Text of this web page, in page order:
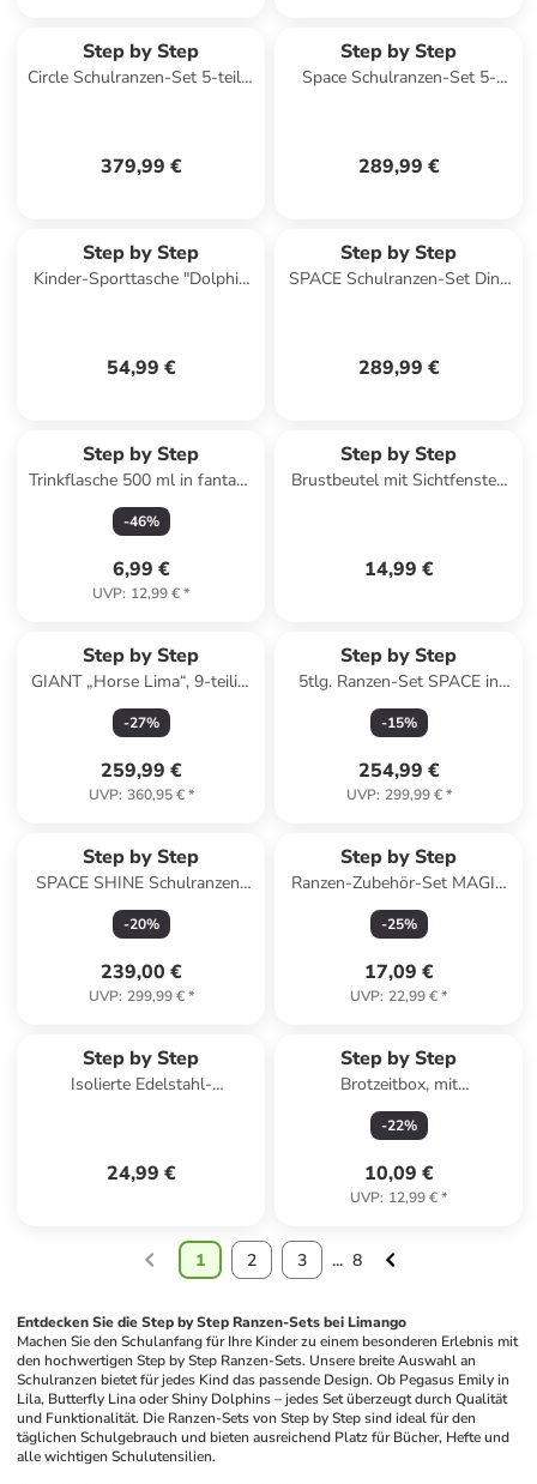
Step by Step
Circle Schulranzen-Set 5-teilig
379,99 €
Step by Step
Space Schulranzen-Set 5-
289,99 €
Step by Step
Kinder-Sporttasche "Dolphin
54,99 €
Step by Step
SPACE Schulranzen-Set Dino
289,99 €
Step by Step
Trinkflasche 500 ml in fantasy
pegasus
-46%
6,99 €
UVP: 12,99 €*
Step by Step
Brustbeutel mit Sichtfenster,
14,99 €
Step by Step
GIANT „Horse Lima“, 9-teilig,
blau in Horse Lima
-27%
259,99 €
UVP: 360,95 €*
Step by Step
5tlg. Ranzen-Set SPACE in
Kolibri Kaja
-15%
254,99 €
UVP: 299,99 €*
Step by Step
SPACE SHINE Schulranzen-
Set Dino Night Tyro 5-tlg. in
grün
-20%
239,00 €
UVP: 299,99 €*
Step by Step
Ranzen-Zubehör-Set MAGIC
MAGS in
Dinosaurs,Tarbosaurus
-25%
17,09 €
UVP: 22,99 €*
Step by Step
Isolierte Edelstahl-
24,99 €
Step by Step
Brotzeitbox, mit
Klickverschluss in Dino Tres,
Schwarz
-22%
10,09 €
UVP: 12,99 €*
1 2 3 ... 8
Entdecken Sie die Step by Step Ranzen-Sets bei Limango
Machen Sie den Schulanfang für Ihre Kinder zu einem besonderen Erlebnis mit
den hochwertigen Step by Step Ranzen-Sets. Unsere breite Auswahl an
Schulranzen bietet für jedes Kind das passende Design. Ob Pegasus Emily in
Lila, Butterfly Lina oder Shiny Dolphins – jedes Set überzeugt durch Qualität
und Funktionalität. Die Ranzen-Sets von Step by Step sind ideal für den
täglichen Schulgebrauch und bieten ausreichend Platz für Bücher, Hefte und
alle wichtigen Schulutensilien.